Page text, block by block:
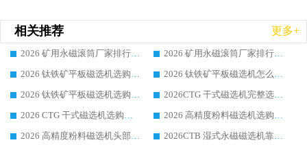
相关推荐 更多+
2026 矿用永磁滚筒厂家排行榜选购干货指南 行业口碑标杆华体会手机网页版-华体会(中国) 实力出众
2026 矿用永磁滚筒厂家排行榜选购指南，行业口碑领域强者华体会手机网页版-华体会(中国)
2026 钛铁矿平板磁选机选购全攻略 市场公认优质品牌厂家实力排行榜
2026 钛铁矿平板磁选机怎么选 靠谱生产企业实力排行榜选购参考攻略
2026 钛铁矿平板磁选机选购指南 行业口碑优选品牌生产企业实力排行榜
2026CTG 干式磁选机完整选购指南 行业口碑顶尖靠谱生产龙头厂家实力推荐
2026 CTG 干式磁选机选购指南|行业口碑靠谱生产厂家领域强者推荐
2026 高精度粉料磁选机选购全攻略 行业优质品牌华体会手机网页版-华体会(中国) 实力深度解析
2026 高精度粉料磁选机头部厂家选购指南 行业口碑靠谱品牌推荐 领域强者华体会手机网页版-华体会(中国) 解析
2026CTB 湿式永磁磁选机靠谱厂家实力排行榜 铁矿选矿设备采购全流程选购指南